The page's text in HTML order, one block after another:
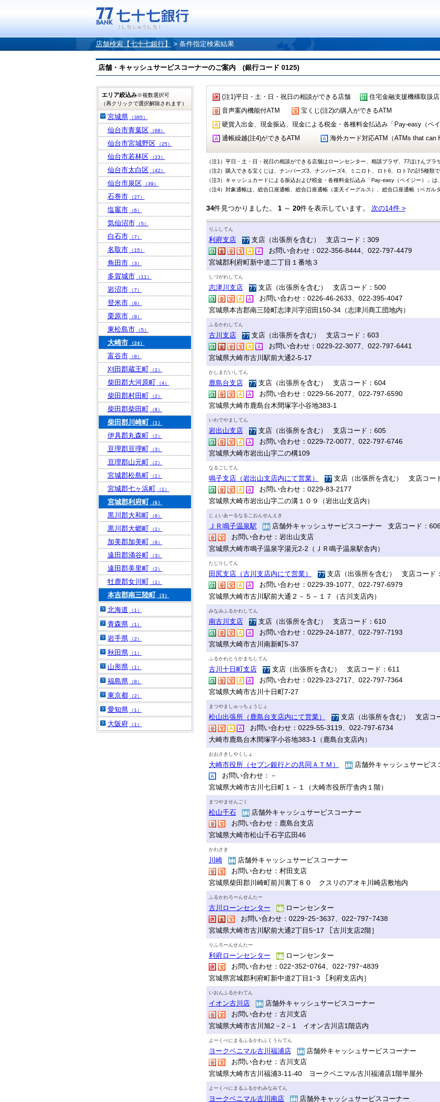
店舗検索【七十七銀行】 > 条件指定検索結果
店舗・キャッシュサービスコーナーのご案内 (銀行コード 0125)
(注1)平日・土・日・祝日の相談ができる店舗 住宅金融支援機構取扱店
音声案内機能付ATM
宝くじ(注2)の購入ができるATM
硬貨入出金、現金振込、現金による税金・各種料金払込み「Pay-easy（ペ
通帳繰越(注4)ができるATM
海外カード対応ATM（ATMs that can
（注1）平日・土・日・祝日の相談ができる店舗はローンセンター、相談プラザ、77ほけんプラ
（注2）購入できる宝くじは、ナンバーズ3、ナンバーズ4、ミニロト、ロト6、ロト7の計5種類で
（注3）キャッシュカードによる振込および税金・各種料金払込み「Pay-easy（ペイジー）」は
（注4）対象通帳は、総合口座通帳、総合口座通帳（楽天イーグルス）、総合口座通帳（ベガル
34件見つかりました。 1～ 20件を表示しています。 次の14件 >
りふしてん
利府支店
支店（出張所を含む） 支店コード：309
お問い合わせ：022-356-8444、022-797-4479
宮城郡利府町新中道二丁目１番地３
しづがわしてん
志津川支店
支店（出張所を含む） 支店コード：500
お問い合わせ：0226-46-2633、022-395-4047
宮城県本吉郡南三陸町志津川字沼田150-34（志津川商工団地内）
ふるかわしてん
古川支店
支店（出張所を含む） 支店コード：603
お問い合わせ：0229-22-3077、022-797-6441
宮城県大崎市古川駅前大通2-5-17
かしまだいしてん
鹿島台支店
支店（出張所を含む） 支店コード：604
お問い合わせ：0229-56-2077、022-797-6590
宮城県大崎市鹿島台木間塚字小谷地383-1
いわでやましてん
岩出山支店
支店（出張所を含む） 支店コード：605
お問い合わせ：0229-72-0077、022-797-6746
宮城県大崎市岩出山字二の構109
なるごしてん
鳴子支店（岩出山支店内にて営業）
支店（出張所を含む） 支店コー
お問い合わせ：0229-83-2177
宮城県大崎市岩出山字二の溝１０９（岩出山支店内）
じぇいあーるなるこおんせんえき
ＪＲ鳴子温泉駅
店舗外キャッシュサービスコーナー 支店コード：
お問い合わせ：岩出山支店
宮城県大崎市鳴子温泉字湯元2-2（ＪＲ鳴子温泉駅舎内）
たじりしてん
田尻支店（古川支店内にて営業）
支店（出張所を含む） 支店コード
お問い合わせ：0229-39-1077、022-797-6979
宮城県大崎市古川駅前大通２－５－１７（古川支店内）
みなみふるかわしてん
南古川支店
支店（出張所を含む） 支店コード：610
お問い合わせ：0229-24-1877、022-797-7193
宮城県大崎市古川南新町5-37
ふるかわとうかまちしてん
古川十日町支店
支店（出張所を含む） 支店コード：611
お問い合わせ：0229-23-2717、022-797-7364
宮城県大崎市古川十日町7-27
まつやましゅっちょうじょ
松山出張所（鹿島台支店内にて営業）
支店（出張所を含む） 支店コ
お問い合わせ：0229-55-3119、022-797-6734
大崎市鹿島台木間塚字小谷地383-1（鹿島台支店内）
おおさきしやくしょ
大崎市役所（セブン銀行との共同ＡＴＭ）
店舗外キャッシュサービス
お問い合わせ：－
宮城県大崎市古川七日町１－１（大崎市役所庁舎内１階）
まつやませんごく
松山千石
店舗外キャッシュサービスコーナー
お問い合わせ：鹿島台支店
宮城県大崎市松山千石字広田46
かわさき
川崎
店舗外キャッシュサービスコーナー
お問い合わせ：村田支店
宮城県柴田郡川崎町前川裏丁８０ クスリのアオキ川崎店敷地内
ふるかわろーんせんたー
古川ローンセンター
ローンセンター
お問い合わせ：0229ｰ25ｰ3637、022ｰ797ｰ7438
宮城県大崎市古川駅前大通2丁目5ｰ17 ［古川支店2階］
りふろーんせんたー
利府ローンセンター
ローンセンター
お問い合わせ：022ｰ352ｰ0764、022ｰ797ｰ4839
宮城県宮城郡利府町新中道2丁目1ｰ3 ［利府支店内］
いおんふるかわてん
イオン古川店
店舗外キャッシュサービスコーナー
お問い合わせ：古川支店
宮城県大崎市古川旭2－2－1 イオン古川店1階店内
よーくべにまるふるかわふくうらてん
ヨークベニマル古川福浦店
店舗外キャッシュサービスコーナー
お問い合わせ：古川支店
宮城県大崎市古川福浦3-11-40 ヨークベニマル古川福浦店1階半屋外
よーくべにまるふるかわみなみてん
ヨークベニマル古川南店 店舗外キャッシュサービスコーナー
エリア絞込み※複数選択可
（再クリックで選択解除されます）
宮城県 （385）
仙台市青葉区 （68）
仙台市宮城野区 （25）
仙台市若林区 （23）
仙台市太白区 （42）
仙台市泉区 （39）
石巻市 （27）
塩竈市 （6）
気仙沼市 （5）
白石市 （7）
名取市 （15）
角田市 （3）
多賀城市 （11）
岩沼市 （7）
登米市 （8）
栗原市 （9）
東松島市 （5）
大崎市 （24）
富谷市 （8）
刈田郡蔵王町 （1）
柴田郡大河原町 （4）
柴田郡村田町 （2）
柴田郡柴田町 （8）
柴田郡川崎町 （1）
伊具郡丸森町 （2）
亘理郡亘理町 （3）
亘理郡山元町 （2）
宮城郡松島町 （1）
宮城郡七ヶ浜町 （1）
宮城郡利府町 （6）
黒川郡大和町 （6）
黒川郡大郷町 （1）
加美郡加美町 （6）
遠田郡涌谷町 （3）
遠田郡美里町 （2）
牡鹿郡女川町 （1）
本吉郡南三陸町 （3）
北海道 （1）
青森県 （1）
岩手県 （2）
秋田県 （1）
山形県 （1）
福島県 （8）
東京都 （2）
愛知県 （1）
大阪府 （1）